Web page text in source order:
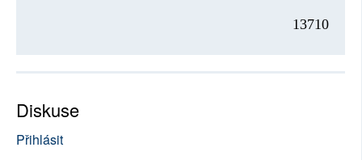
13710
Diskuse
Přihlásit